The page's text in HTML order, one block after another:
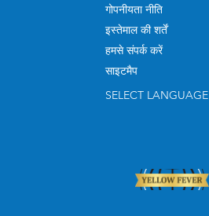
गोपनीयता नीति
इस्तेमाल की शर्तें
हमसे संपर्क करें
साइटमैप
SELECT LANGUAGE